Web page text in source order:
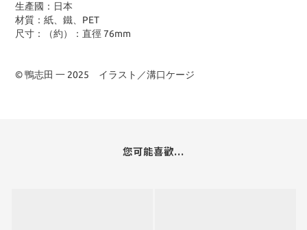
生產國：日本
材質：紙、鐵、PET
尺寸：（約）：直徑 76mm
© 鴨志田 一 2025 イラスト／溝口ケージ
您可能喜歡...